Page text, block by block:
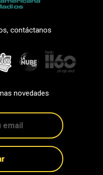
contáctanos
novedades